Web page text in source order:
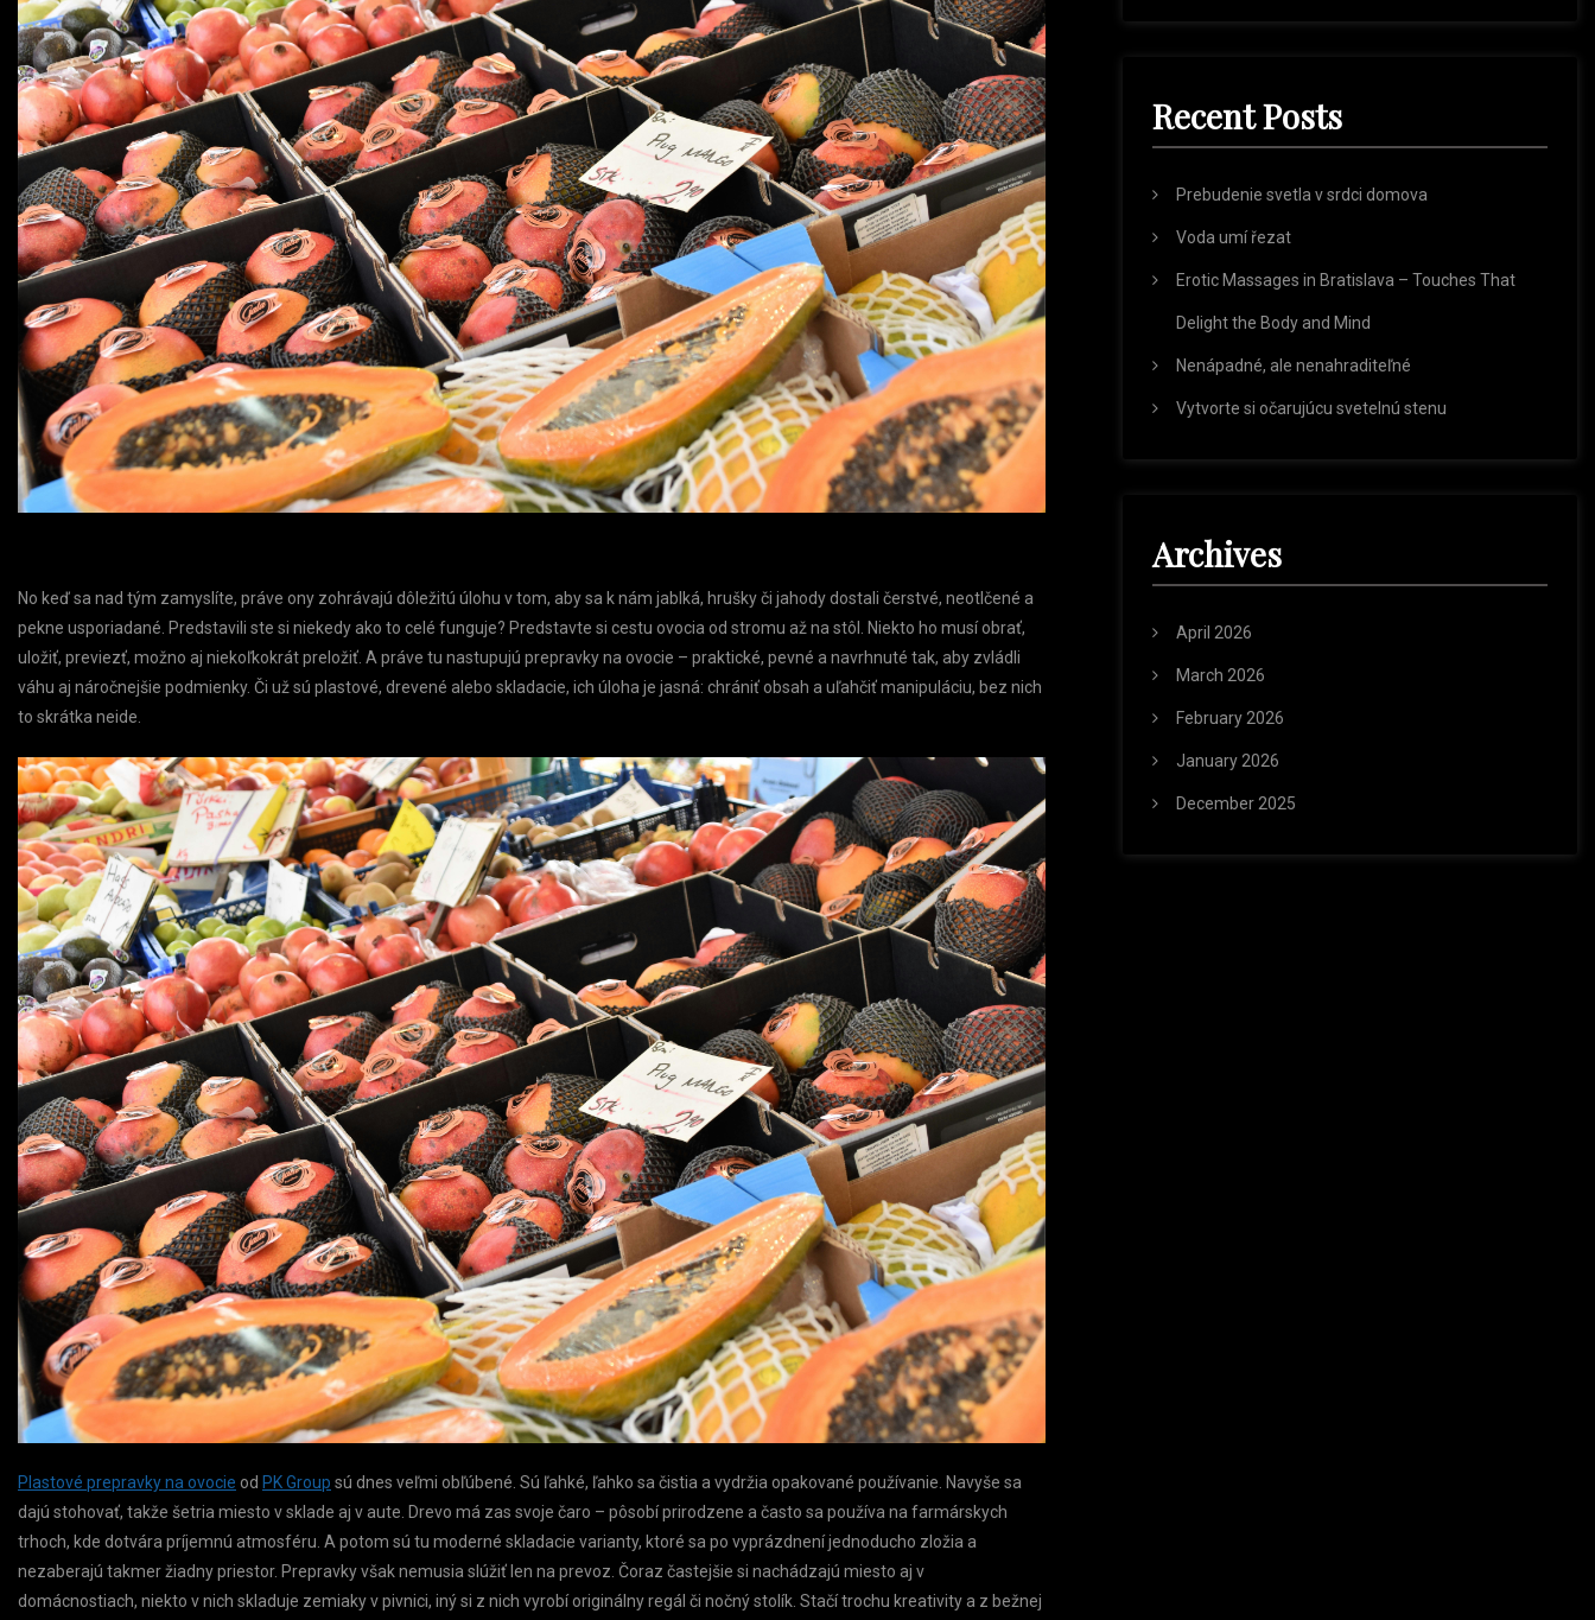
No keď sa nad tým zamyslíte, práve ony zohrávajú dôležitú úlohu v tom, aby sa k nám jablká, hrušky či jahody dostali čerstvé, neotlčené a
pekne usporiadané. Predstavili ste si niekedy ako to celé funguje? Predstavte si cestu ovocia od stromu až na stôl. Niekto ho musí obrať,
uložiť, previezť, možno aj niekoľkokrát preložiť. A práve tu nastupujú prepravky na ovocie – praktické, pevné a navrhnuté tak, aby zvládli
váhu aj náročnejšie podmienky. Či už sú plastové, drevené alebo skladacie, ich úloha je jasná: chrániť obsah a uľahčiť manipuláciu, bez nich
to skrátka neide.
Plastové prepravky na ovocie od PK Group sú dnes veľmi obľúbené. Sú ľahké, ľahko sa čistia a vydržia opakované používanie. Navyše sa
dajú stohovať, takže šetria miesto v sklade aj v aute. Drevo má zas svoje čaro – pôsobí prirodzene a často sa používa na farmárskych
trhoch, kde dotvára príjemnú atmosféru. A potom sú tu moderné skladacie varianty, ktoré sa po vyprázdnení jednoducho zložia a
nezaberajú takmer žiadny priestor. Prepravky však nemusia slúžiť len na prevoz. Čoraz častejšie si nachádzajú miesto aj v
domácnostiach, niekto v nich skladuje zemiaky v pivnici, iný si z nich vyrobí originálny regál či nočný stolík. Stačí trochu kreativity a z bežnej
h
f
r
Recent Posts
Prebudenie svetla v srdci domova
Voda umí řezat
Erotic Massages in Bratislava – Touches That
Delight the Body and Mind
Nenápadné, ale nenahraditeľné
Vytvorte si očarujúcu svetelnú stenu
Archives
April 2026
March 2026
February 2026
January 2026
December 2025